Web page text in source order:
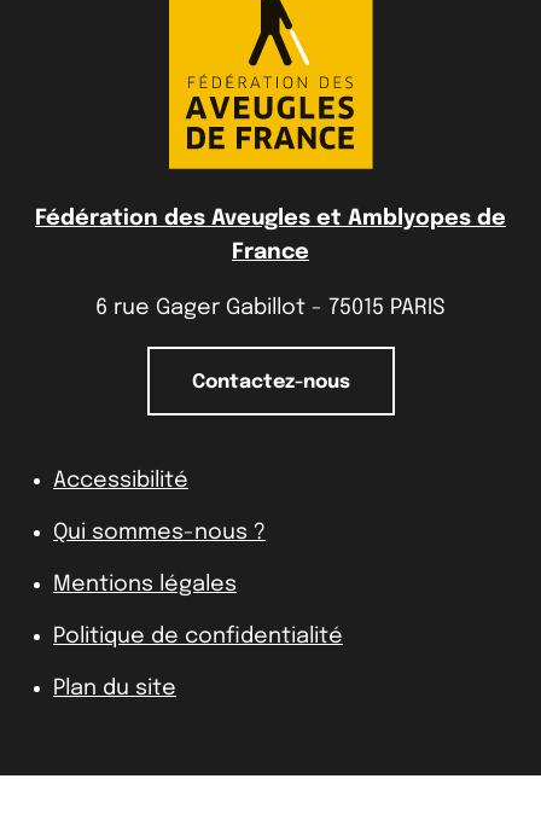
Fédération des Aveugles et Amblyopes de
France
6 rue Gager Gabillot - 75015 PARIS
Contactez-nous
Accessibilité
Qui sommes-nous ?
Mentions légales
Politique de confidentialité
Plan du site